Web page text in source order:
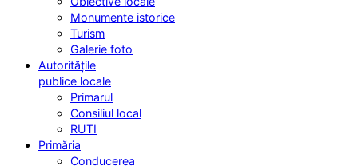
Monumente istorice
Turism
Galerie foto
Autoritățile
publice locale
Primarul
Consiliul local
RUTI
Primăria
Conducerea